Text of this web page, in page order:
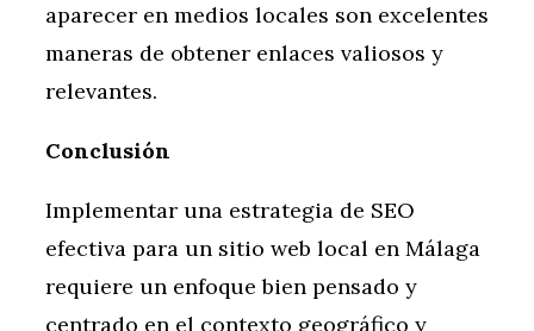
aparecer en medios locales son excelentes
maneras de obtener enlaces valiosos y
relevantes.
Conclusión
Implementar una estrategia de SEO
efectiva para un sitio web local en Málaga
requiere un enfoque bien pensado y
centrado en el contexto geográfico y